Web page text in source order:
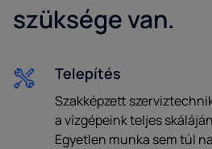
szüksége van.
Telepítés
Szakképzett
a vízgépeink teljes
Egyetlen munka sem túl